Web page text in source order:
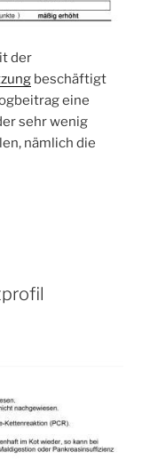
der
beschäftigt
eine
sehr wenig
nämlich die